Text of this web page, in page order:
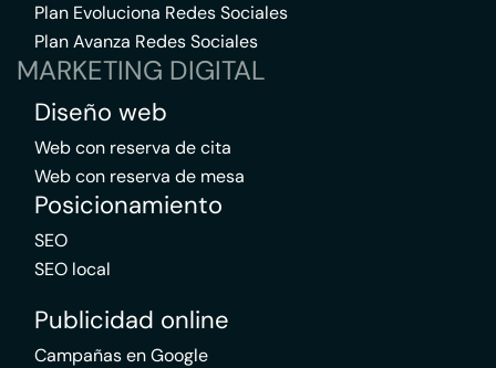
Plan Evoluciona Redes Sociales
Plan Avanza Redes Sociales
MARKETING DIGITAL
Diseño web
Web con reserva de cita
Web con reserva de mesa
Posicionamiento
SEO
SEO local
Publicidad online
Campañas en Google